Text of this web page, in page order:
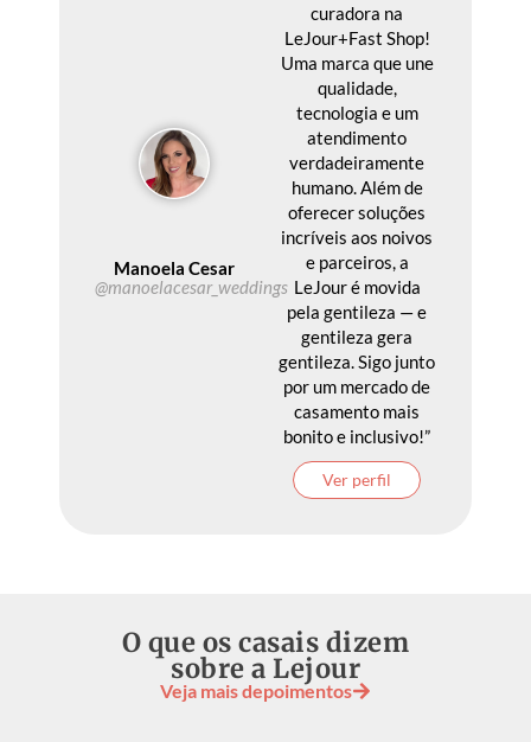
Manoela Cesar
@manoelacesar_weddings
curadora na
LeJour+Fast Shop!
Uma marca que une
qualidade,
tecnologia e um
atendimento
verdadeiramente
humano. Além de
oferecer soluções
incríveis aos noivos
e parceiros, a
LeJour é movida
pela gentileza — e
gentileza gera
gentileza. Sigo junto
por um mercado de
casamento mais
bonito e inclusivo!”
Ver perfil
O que os casais dizem
sobre a Lejour
Veja mais depoimentos